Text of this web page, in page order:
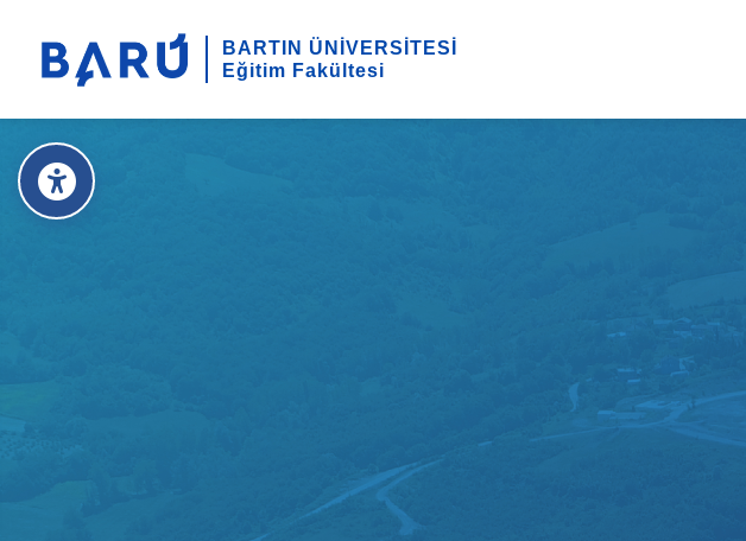
BARTIN ÜNİVERSİTESİ
Eğitim Fakültesi